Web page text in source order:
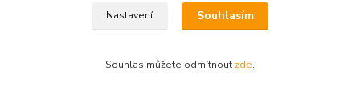
Nastavení Souhlasím
Souhlas můžete odmítnout zde.